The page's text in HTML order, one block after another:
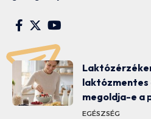
megoldja-e a
EGÉSZSÉG